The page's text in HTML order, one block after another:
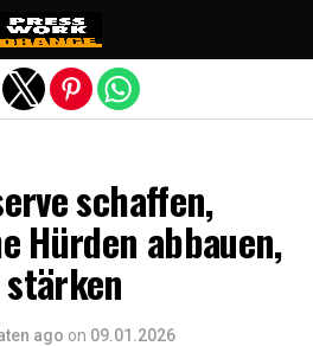
schaffen,
Hürden abbauen,
stärken
ago on 09.01.2026
Version verlassen